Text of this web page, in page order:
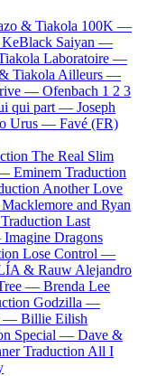
& Tiakola 100K —
KeBlack Saiyan —
Laboratoire —
Tiakola Ailleurs —
— Ofenbach 1 2 3
qui part — Joseph
Urus — Favé (FR)
The Real Slim
Eminem Traduction
Another Love
Macklemore and Ryan
Traduction Last
Imagine Dragons
Lose Control —
& Rauw Alejandro
— Brenda Lee
Godzilla —
— Billie Eilish
Special — Dave &
Traduction All I